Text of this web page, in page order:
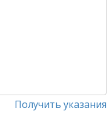
Получить указания